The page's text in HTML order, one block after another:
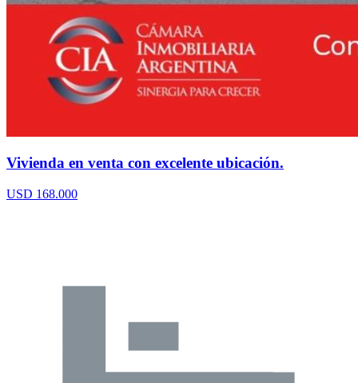
Vivienda en venta con excelente ubicación.
USD 168.000